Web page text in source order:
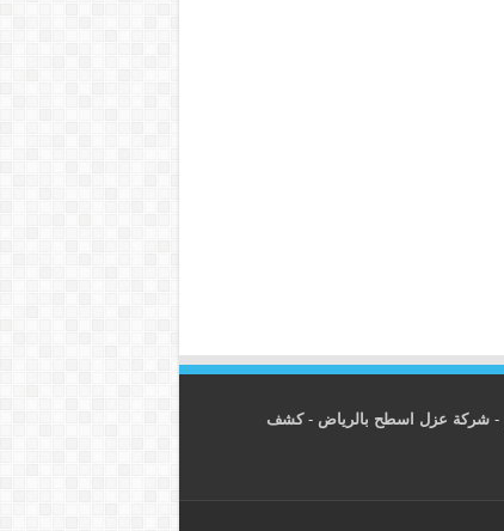
-شركة عزل اسطح بالرياض -كشف